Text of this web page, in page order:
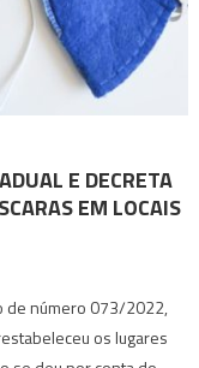
E DECRETA
EM LOCAIS
de número 073/2022,
os lugares